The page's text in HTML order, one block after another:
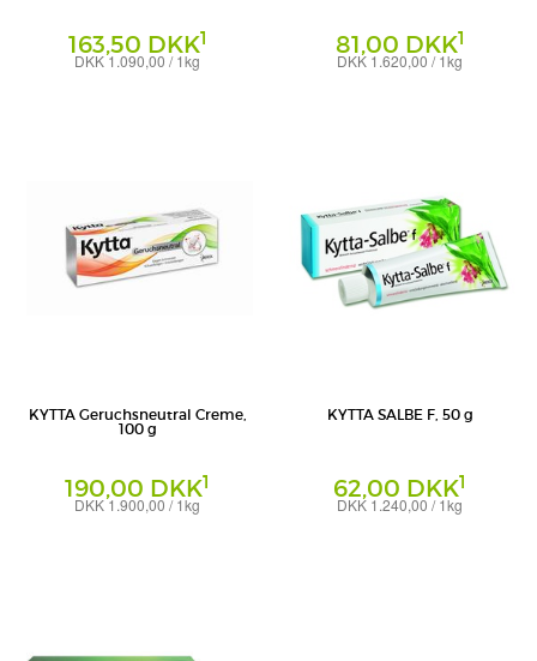
163,50 DKK1
DKK 1.090,00 / 1kg
81,00 DKK1
DKK 1.620,00 / 1kg
KYTTA Geruchsneutral Creme,
100 g
190,00 DKK1
DKK 1.900,00 / 1kg
KYTTA SALBE F, 50 g
62,00 DKK1
DKK 1.240,00 / 1kg